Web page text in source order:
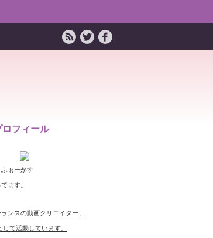
ロフィール
ぉーかす
ます。
ンスの動画クリエイター、
て活動しています。